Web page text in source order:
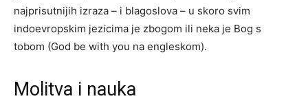
najprisutnijih izraza – i blagoslova – u skoro svim
indoevropskim jezicima je zbogom ili neka je Bog s
tobom (God be with you na engleskom).
Molitva i nauka